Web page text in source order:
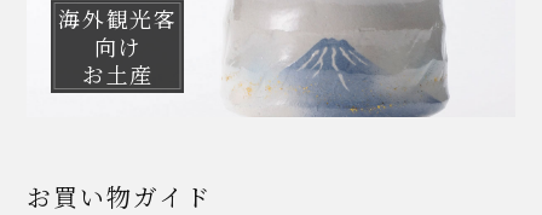
海外観光客
向け
お土産
お買い物ガイド